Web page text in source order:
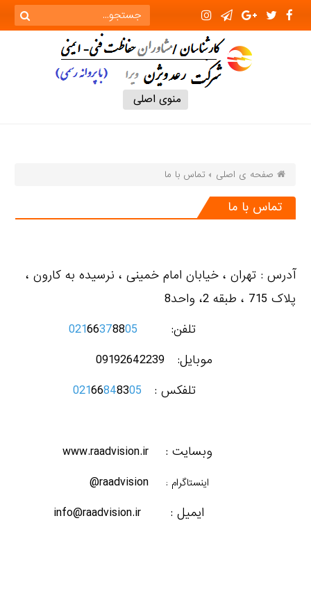
منوی اصلی
صفحه ی اصلی تماس با ما
تماس با ما
آدرس : تهران ، خیابان امام خمینی ، نرسیده به کارون ،
پلاک 715 ، طبقه 2، واحد8
تلفن:
02166378805
موبایل: 09192642239
تلفکس :
02166848305
وبسایت : www.raadvision.ir
اینستاگرام :raadvision@
ایمیل : info@raadvision.ir